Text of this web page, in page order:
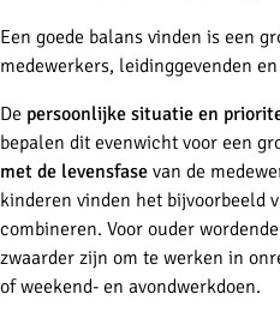
Een goede balans vinden is een
medewerkers, leidinggevenden
De persoonlijke situatie en
bepalen dit evenwicht voor een
met de levensfase van de
kinderen vinden het bijvoorbeeld
combineren. Voor ouder
zwaarder zijn om te werken in
of weekend- en avondwerkdoen.